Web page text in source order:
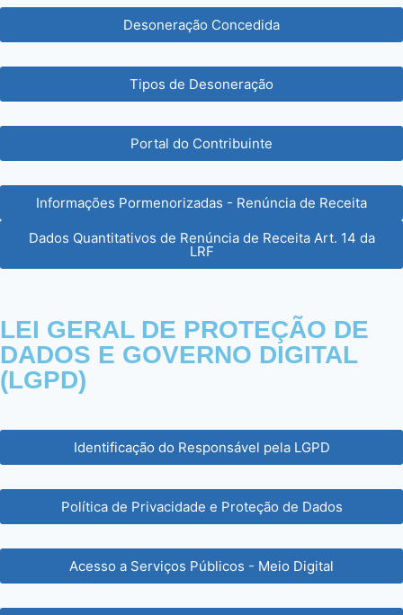
Desoneração Concedida
Tipos de Desoneração
Portal do Contribuinte
Informações Pormenorizadas - Renúncia de Receita
Dados Quantitativos de Renúncia de Receita Art. 14 da
LRF
LEI GERAL DE PROTEÇÃO DE
DADOS E GOVERNO DIGITAL
(LGPD)
Identificação do Responsável pela LGPD
Política de Privacidade e Proteção de Dados
Acesso a Serviços Públicos - Meio Digital